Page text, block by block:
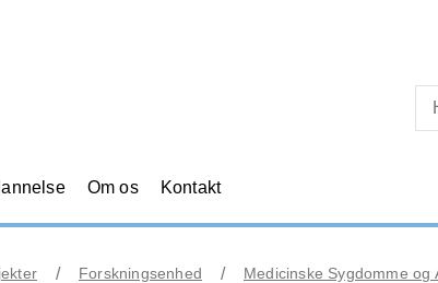
Om os Kontakt
Forskningsenhed Medicinske Sygdomme og